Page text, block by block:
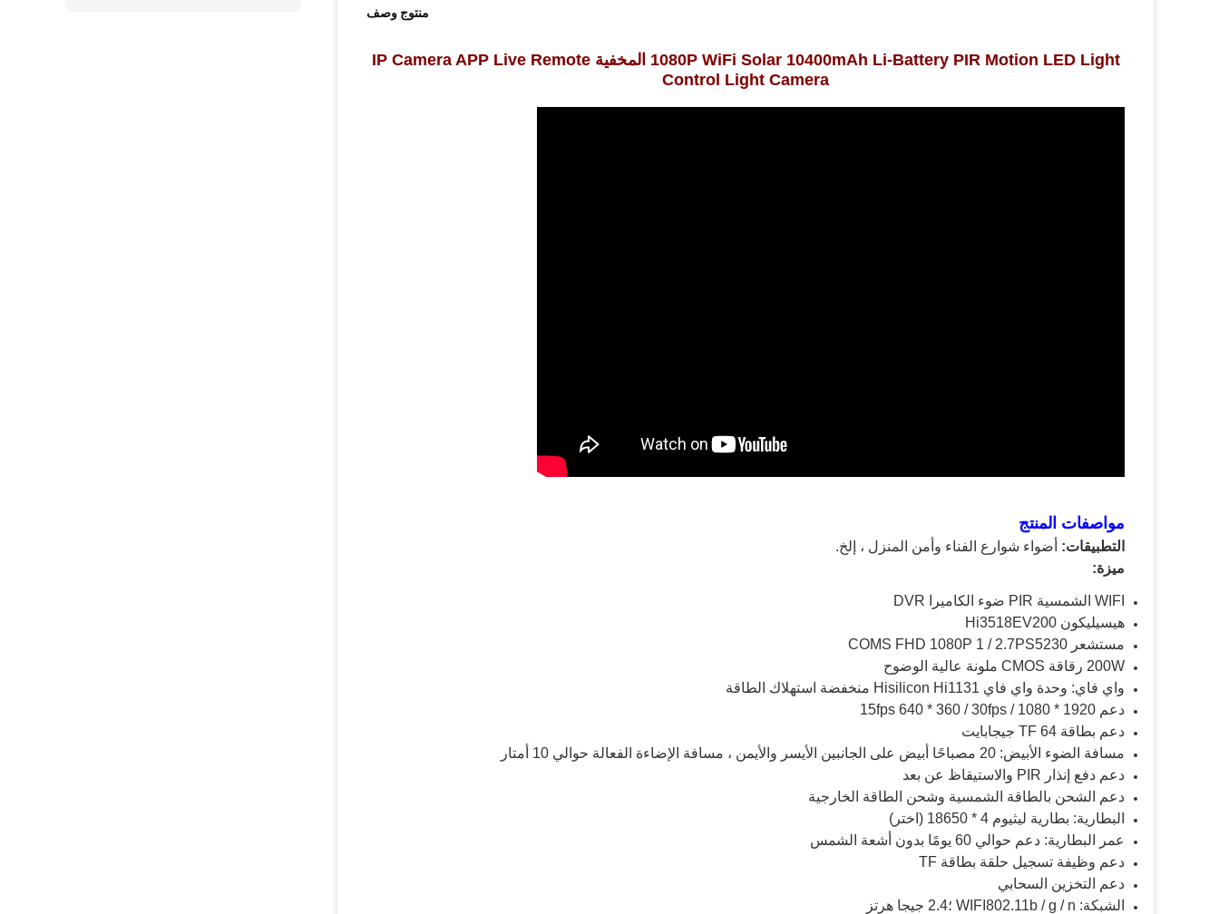
منتوج وصف
1080P WiFi Solar 10400mAh Li-Battery PIR Motion LED Light المخفية IP Camera APP Live Remote
Control Light Camera
مواصفات المنتج
التطبيقات: أضواء شوارع الفناء وأمن المنزل ، إلخ.
ميزة:
WIFI الشمسية PIR ضوء الكاميرا DVR
هيسيليكون Hi3518EV200
مستشعر COMS FHD 1080P 1 / 2.7PS5230
200W رقاقة CMOS ملونة عالية الوضوح
واي فاي: وحدة واي فاي Hisilicon Hi1131 منخفضة استهلاك الطاقة
دعم 1920 * 1080 / 15fps 640 * 360 / 30fps
دعم بطاقة TF 64 جيجابايت
مسافة الضوء الأبيض: 20 مصباحًا أبيض على الجانبين الأيسر والأيمن ، مسافة الإضاءة الفعالة حوالي 10 أمتار
دعم دفع إنذار PIR والاستيقاظ عن بعد
دعم الشحن بالطاقة الشمسية وشحن الطاقة الخارجية
البطارية: بطارية ليثيوم 4 * 18650 (اختر)
عمر البطارية: دعم حوالي 60 يومًا بدون أشعة الشمس
دعم وظيفة تسجيل حلقة بطاقة TF
دعم التخزين السحابي
الشبكة: WIFI802.11b / g / n ؛2.4 جيجا هرتز